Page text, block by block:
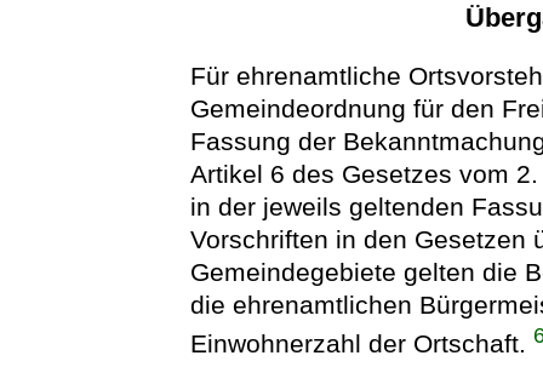
Für ehrenamtliche
Gemeindeordnung für den
Fassung der
Artikel 6 des Gesetzes vom
in der jeweils geltenden
Vorschriften in den Gesetzen
Gemeindegebiete gelten die
die ehrenamtlichen
Einwohnerzahl der Ortschaft.